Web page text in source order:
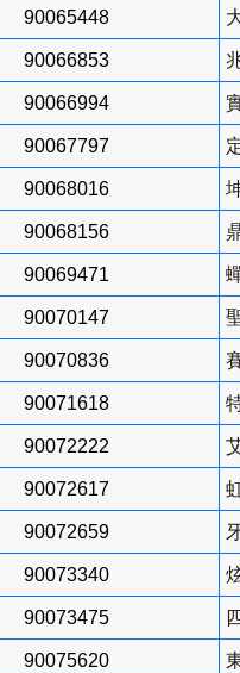
90065448
90066853
90066994
90067797
90068016
90068156
90069471
90070147
90070836
90071618
90072222
90072617
90072659
90073340
90073475
90075620